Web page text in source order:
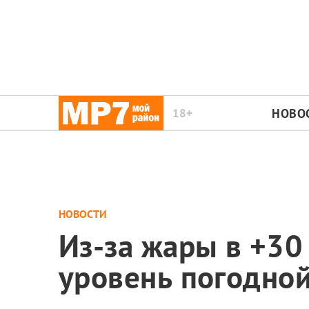
18+
НОВОСТИ
Из-за жары в
уровень